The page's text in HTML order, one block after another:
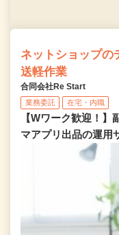
ネットショップの
送軽作業
合同会社Re Start
業務委託 在宅・内職
【Wワーク歓迎！】
マアプリ出品の運用